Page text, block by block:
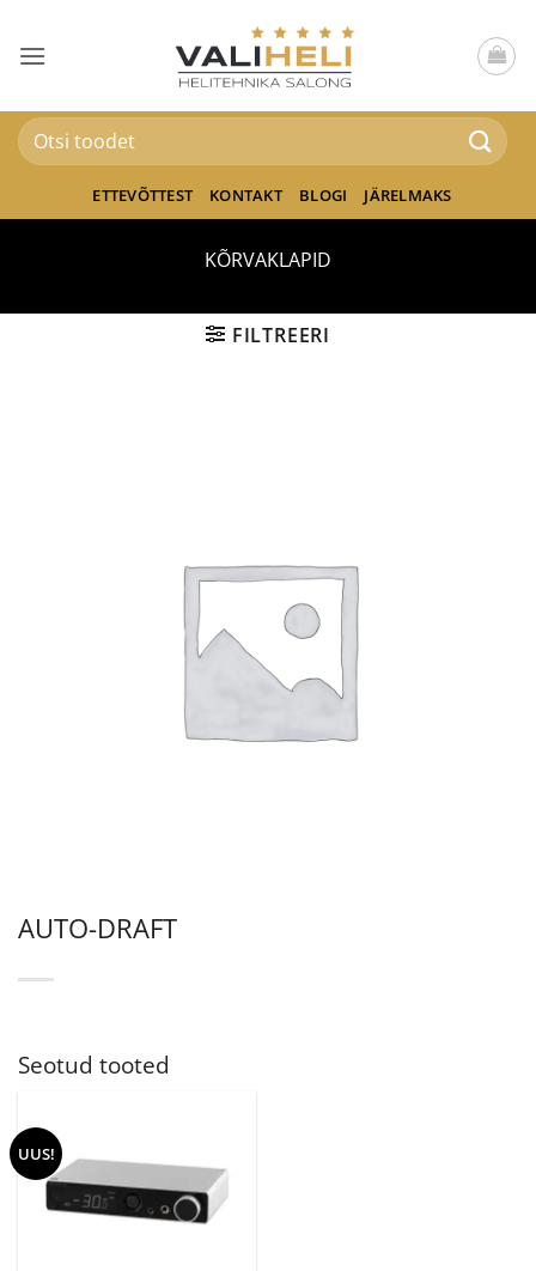
content
Otsi:
ETTEVÕTTEST KONTAKT BLOGI JÄRELMAKS
KÕRVAKLAPID
FILTREERI
AUTO-DRAFT
Seotud tooted
UUS!